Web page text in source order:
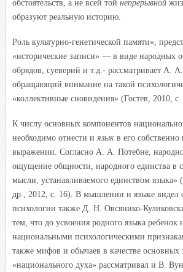
обстоятельств, а не всей той непрерывной
образуют реальную историю.
Роль культурно-генетической памяти»,
«исторические записи» — в виде народных
обрядов, суеверий и т.д.- рассматривает А. А.
обращающий внимание на такой
«коллективные сновидения» (Гостев, 2010, с.
К числу основных компонентов
необходимо отнести и язык в его
выражении. Согласно А. А. Потебне,
ощущение общности, народного единства в
мысли, устанавливаемого единством языка»
др., 2012, с. 16). В мышлении и языке видел
психологии также Д. Н. Овсянико-
тем, что до усвоения родного языка ребенок
национальными психологическими
также мифов и обычаев в качестве основных
«национального духа» рассматривал и В.